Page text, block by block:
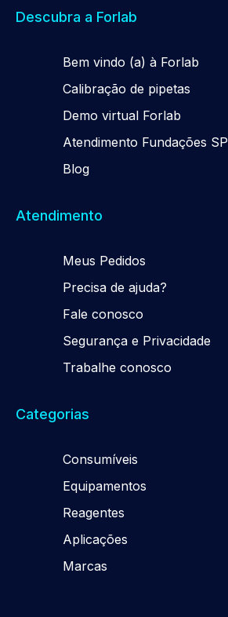
Descubra a Forlab
Bem vindo (a) à Forlab
Calibração de pipetas
Demo virtual Forlab
Atendimento Fundações SP
Blog
Atendimento
Meus Pedidos
Precisa de ajuda?
Fale conosco
Segurança e Privacidade
Trabalhe conosco
Categorias
Consumíveis
Equipamentos
Reagentes
Aplicações
Marcas